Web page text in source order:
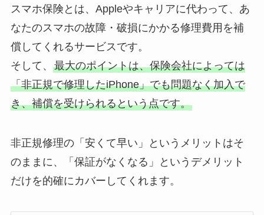
スマホ保険とは、Appleやキャリアに代わって、あ
なたのスマホの故障・破損にかかる修理費用を補
償してくれるサービスです。
そして、 最大のポイントは、保険会社によっては
「非正規で修理したiPhone」でも問題なく加入で
き、補償を受けられるという点です。
非正規修理の「安くて早い」というメリットはそ
のままに、「保証がなくなる」というデメリット
だけを的確にカバーしてくれます。